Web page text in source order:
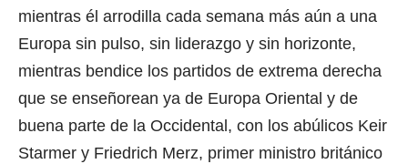
mientras él arrodilla cada semana más aún a una
Europa sin pulso, sin liderazgo y sin horizonte,
mientras bendice los partidos de extrema derecha
que se enseñorean ya de Europa Oriental y de
buena parte de la Occidental, con los abúlicos Keir
Starmer y Friedrich Merz, primer ministro británico